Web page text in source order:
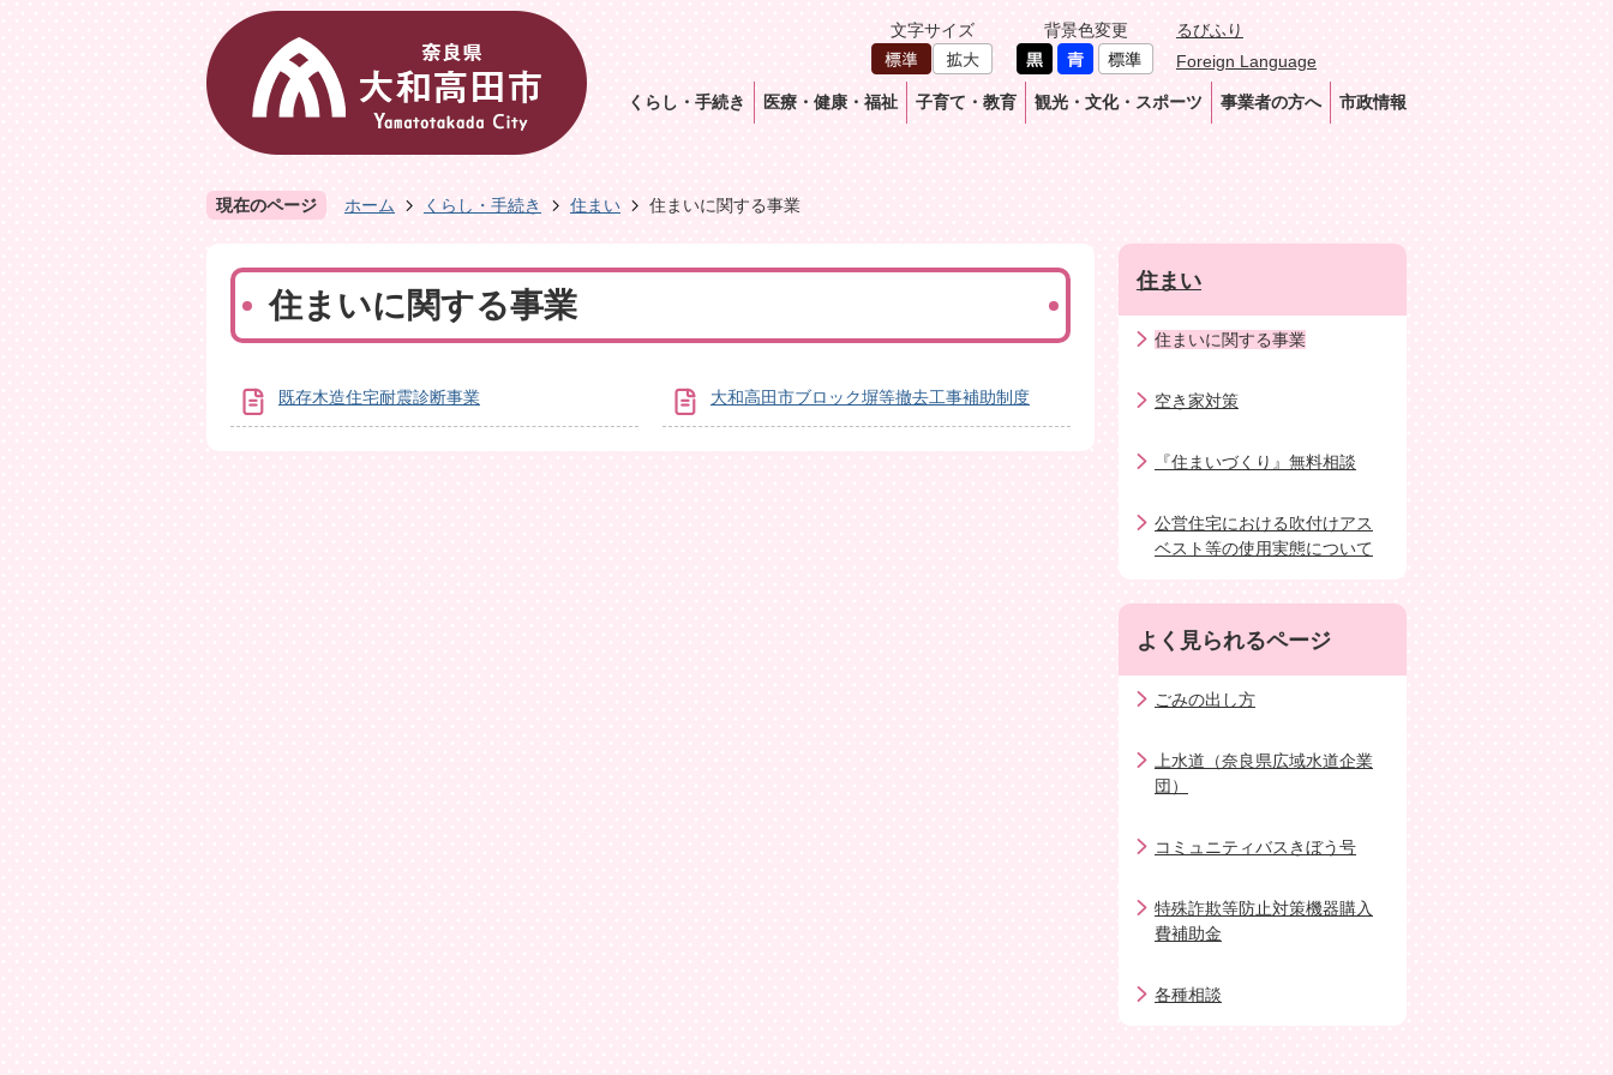
文字サイズ 背景色変更
るびふり
Foreign Language
くらし・手続き 医療・健康・福祉 子育て・教育 観光・文化・スポーツ 事業者の方へ 市政情報
現在のページ ホーム くらし・手続き 住まい 住まいに関する事業
住まいに関する事業
既存木造住宅耐震診断事業 大和高田市ブロック塀等撤去工事補助制度
住まい
住まいに関する事業
空き家対策
『住まいづくり』無料相談
公営住宅における吹付けアス
ベスト等の使用実態について
よく見られるページ
ごみの出し方
上水道（奈良県広域水道企業
団）
コミュニティバスきぼう号
特殊詐欺等防止対策機器購入
費補助金
各種相談